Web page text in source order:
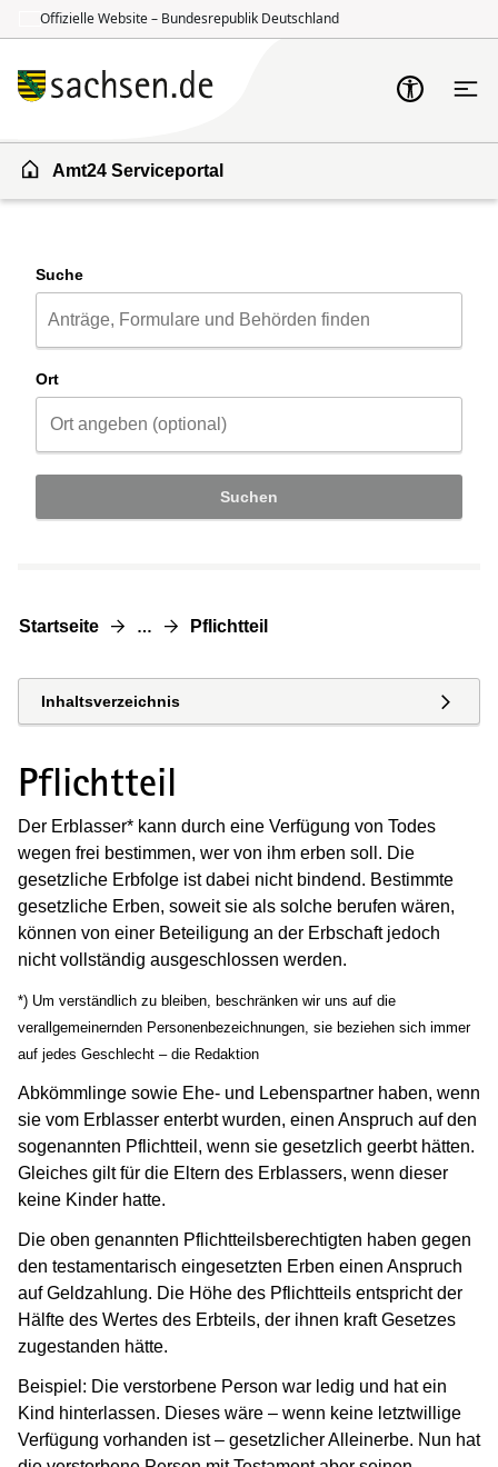
Offizielle Website – Bundesrepublik Deutschland
Amt24 Serviceportal
Suche
Ort
Suchen
Startseite … Pflichtteil
Inhaltsverzeichnis
Pflichtteil
Der Erblasser* kann durch eine Verfügung von Todes
wegen frei bestimmen, wer von ihm erben soll. Die
gesetzliche Erbfolge ist dabei nicht bindend. Bestimmte
gesetzliche Erben, soweit sie als solche berufen wären,
können von einer Beteiligung an der Erbschaft jedoch
nicht vollständig ausgeschlossen werden.
*) Um verständlich zu bleiben, beschränken wir uns auf die
verallgemeinernden Personenbezeichnungen, sie beziehen sich immer
auf jedes Geschlecht – die Redaktion
Abkömmlinge sowie Ehe- und Lebenspartner haben, wenn
sie vom Erblasser enterbt wurden, einen Anspruch auf den
sogenannten Pflichtteil, wenn sie gesetzlich geerbt hätten.
Gleiches gilt für die Eltern des Erblassers, wenn dieser
keine Kinder hatte.
Die oben genannten Pflichtteilsberechtigten haben gegen
den testamentarisch eingesetzten Erben einen Anspruch
auf Geldzahlung. Die Höhe des Pflichtteils entspricht der
Hälfte des Wertes des Erbteils, der ihnen kraft Gesetzes
zugestanden hätte.
Beispiel: Die verstorbene Person war ledig und hat ein
Kind hinterlassen. Dieses wäre – wenn keine letztwillige
Verfügung vorhanden ist – gesetzlicher Alleinerbe. Nun hat